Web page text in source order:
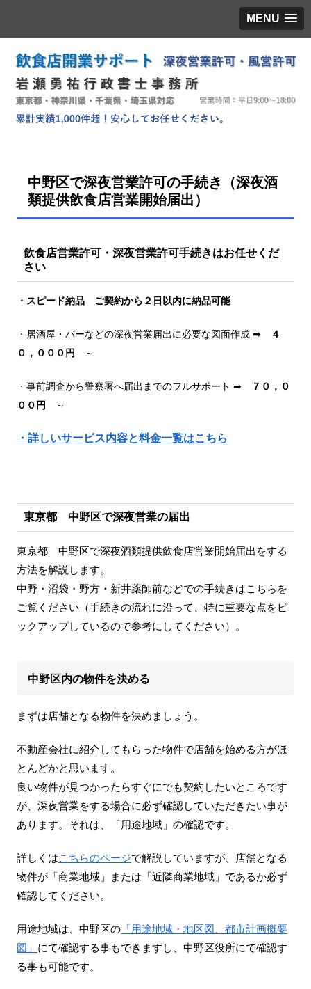
MENU
中野区で深夜営業許可の手続き（深夜酒
類提供飲食店営業開始届出）
飲食店営業許可・深夜営業許可手続きはお任せくだ
さい
・スピード納品 ご契約から２日以内に納品可能
・居酒屋・バーなどの深夜営業届出に必要な図面作成 ➡
４
０，０００円
～
・事前調査から警察署へ届出までのフルサポート ➡
７０，０
００円
～
・詳しいサービス内容と料金一覧はこちら
東京都 中野区で深夜営業の届出
東京都 中野区で深夜酒類提供飲食店営業開始届出をする
方法を解説します。
中野・沼袋・野方・新井薬師前などでの手続きはこちらを
ご覧ください（手続きの流れに沿って、特に重要な点をピ
ックアップしているので参考にしてください）。
中野区内の物件を決める
まずは店舗となる物件を決めましょう。
不動産会社に紹介してもらった物件で店舗を始める方がほ
とんどかと思います。
良い物件が見つかったらすぐにでも契約したいところです
が、深夜営業をする場合に必ず確認していただきたい事が
あります。それは、「用途地域」の確認です。
詳しくはこちらのページで解説していますが、店舗となる
物件が「商業地域」または「近隣商業地域」であるか必ず
確認してください。
用途地域は、中野区の 「用途地域・地区図、都市計画概要
図」 にて確認する事もできますし、中野区役所にて確認す
る事も可能です。